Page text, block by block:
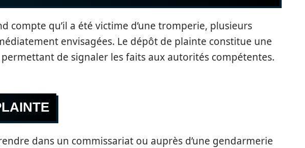
compte qu’il a été victime d’une tromperie, plusieurs
envisagées. Le dépôt de plainte constitue une
de signaler les faits aux autorités compétentes.
dans un commissariat ou auprès d’une gendarmerie